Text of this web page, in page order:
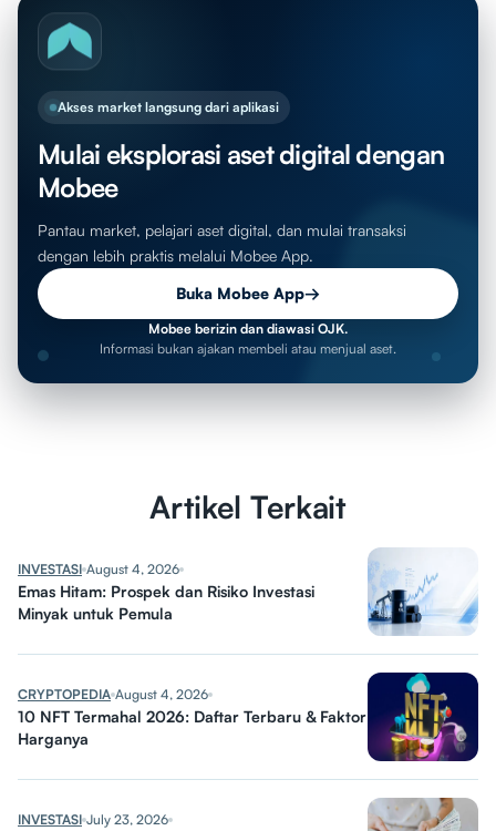
Akses market langsung dari aplikasi
Mulai eksplorasi aset digital dengan
Mobee
Pantau market, pelajari aset digital, dan mulai transaksi
dengan lebih praktis melalui Mobee App.
Buka Mobee App→
Mobee berizin dan diawasi OJK.
Informasi bukan ajakan membeli atau menjual aset.
Artikel Terkait
INVESTASI August 4, 2026
Emas Hitam: Prospek dan Risiko Investasi
Minyak untuk Pemula
CRYPTOPEDIA August 4, 2026
10 NFT Termahal 2026: Daftar Terbaru & Faktor
Harganya
INVESTASI July 23, 2026